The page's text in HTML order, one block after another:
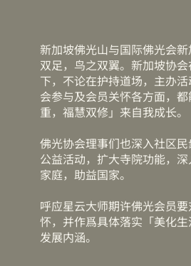
新加坡佛光山与国际佛光会
双足，鸟之双翼。新加坡协
下，不论在护持道场，主办
会参与及会员关怀各方面，
重，福慧双修」来自我成长。
佛光协会理事们也深入社区
公益活动，扩大寺院功能，
家庭，助益国家。
呼应星云大师期许佛光会员
怀，并作爲具体落实「美化
发展内涵。